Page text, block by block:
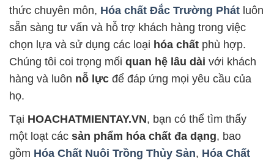
thức chuyên môn, Hóa chất Đắc Trường Phát luôn
sẵn sàng tư vấn và hỗ trợ khách hàng trong việc
chọn lựa và sử dụng các loại hóa chất phù hợp.
Chúng tôi coi trọng mối quan hệ lâu dài với khách
hàng và luôn nỗ lực để đáp ứng mọi yêu cầu của
họ.
Tại HOACHATMIENTAY.VN, bạn có thể tìm thấy
một loạt các sản phẩm hóa chất đa dạng, bao
gồm Hóa Chất Nuôi Trồng Thủy Sản, Hóa Chất